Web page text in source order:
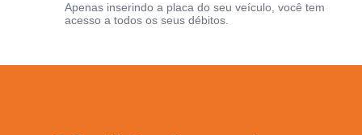
Apenas inserindo a placa do seu veículo, você tem
acesso a todos os seus débitos.